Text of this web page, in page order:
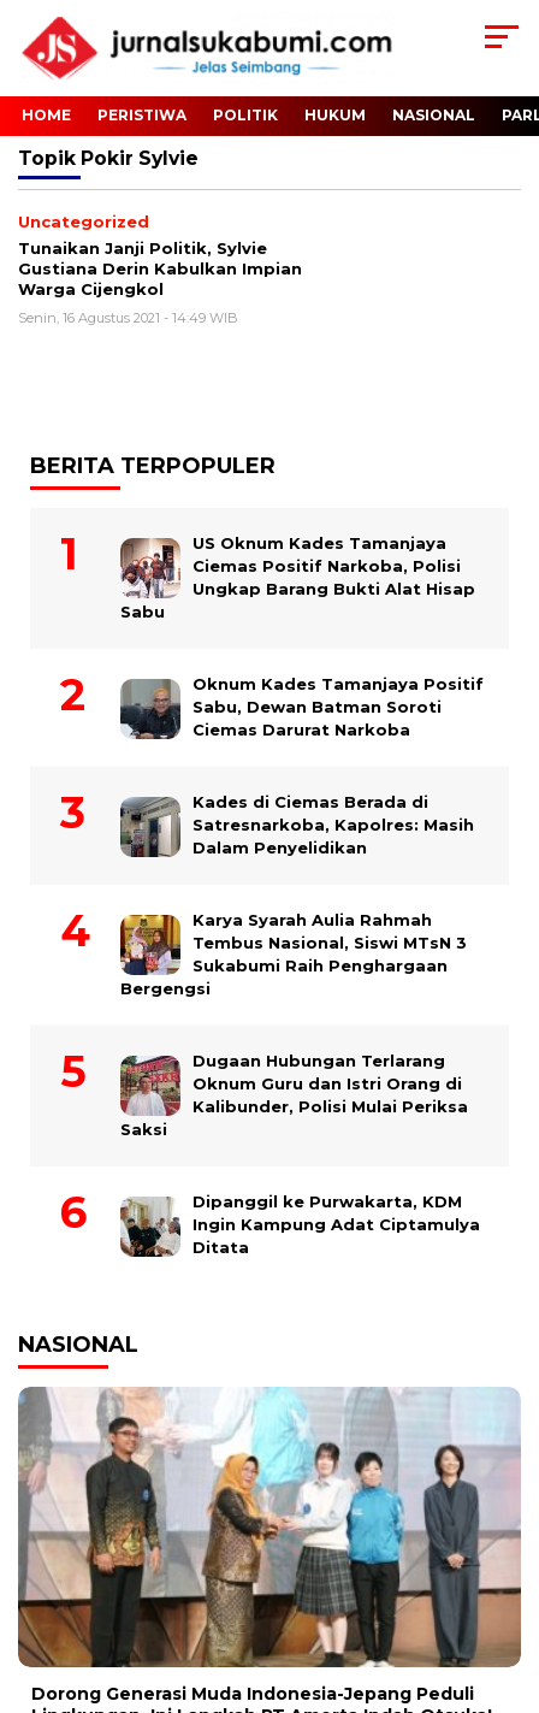
HOME PERISTIWA POLITIK HUKUM NASIONAL
Topik Pokir Sylvie
Uncategorized
Tunaikan Janji Politik, Sylvie
Gustiana Derin Kabulkan Impian
Warga Cijengkol
Senin, 16 Agustus 2021 - 14:49 WIB
BERITA TERPOPULER
US Oknum Kades Tamanjaya
Ciemas Positif Narkoba, Polisi
Ungkap Barang Bukti Alat Hisap
Sabu
Oknum Kades Tamanjaya Positif
Sabu, Dewan Batman Soroti
Ciemas Darurat Narkoba
Kades di Ciemas Berada di
Satresnarkoba, Kapolres: Masih
Dalam Penyelidikan
Karya Syarah Aulia Rahmah
Tembus Nasional, Siswi MTsN 3
Sukabumi Raih Penghargaan
Bergengsi
Dugaan Hubungan Terlarang
Oknum Guru dan Istri Orang di
Kalibunder, Polisi Mulai Periksa
Saksi
Dipanggil ke Purwakarta, KDM
Ingin Kampung Adat Ciptamulya
Ditata
NASIONAL
Dorong Generasi Muda Indonesia-Jepang Peduli